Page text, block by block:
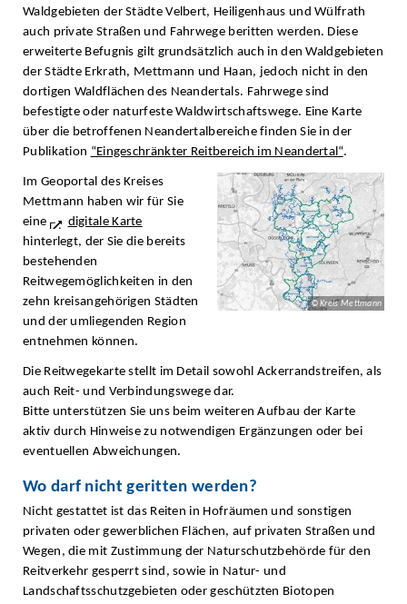
Waldgebieten der Städte Velbert, Heiligenhaus und Wülfrath
auch private Straßen und Fahrwege beritten werden. Diese
erweiterte Befugnis gilt grundsätzlich auch in den Waldgebieten
der Städte Erkrath, Mettmann und Haan, jedoch nicht in den
dortigen Waldflächen des Neandertals. Fahrwege sind
befestigte oder naturfeste Waldwirtschaftswege. Eine Karte
über die betroffenen Neandertalbereiche finden Sie in der
Publikation “Eingeschränkter Reitbereich im Neandertal“.
© Kreis Mettmann
Im Geoportal des Kreises
Mettmann haben wir für Sie
eine
digitale Karte
hinterlegt, der Sie die bereits
bestehenden
Reitwegemöglichkeiten in den
zehn kreisangehörigen Städten
und der umliegenden Region
entnehmen können.
Die Reitwegekarte stellt im Detail sowohl Ackerrandstreifen, als
auch Reit- und Verbindungswege dar.
Bitte unterstützen Sie uns beim weiteren Aufbau der Karte
aktiv durch Hinweise zu notwendigen Ergänzungen oder bei
eventuellen Abweichungen.
Wo darf nicht geritten werden?
Nicht gestattet ist das Reiten in Hofräumen und sonstigen
privaten oder gewerblichen Flächen, auf privaten Straßen und
Wegen, die mit Zustimmung der Naturschutzbehörde für den
Reitverkehr gesperrt sind, sowie in Natur- und
Landschaftsschutzgebieten oder geschützten Biotopen